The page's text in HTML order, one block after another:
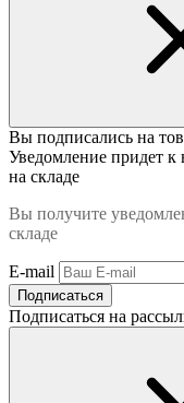
Вы подписались на
Уведомление придет к
на складе
Вы получите
складе
E-mail
Подписаться
Подписаться на